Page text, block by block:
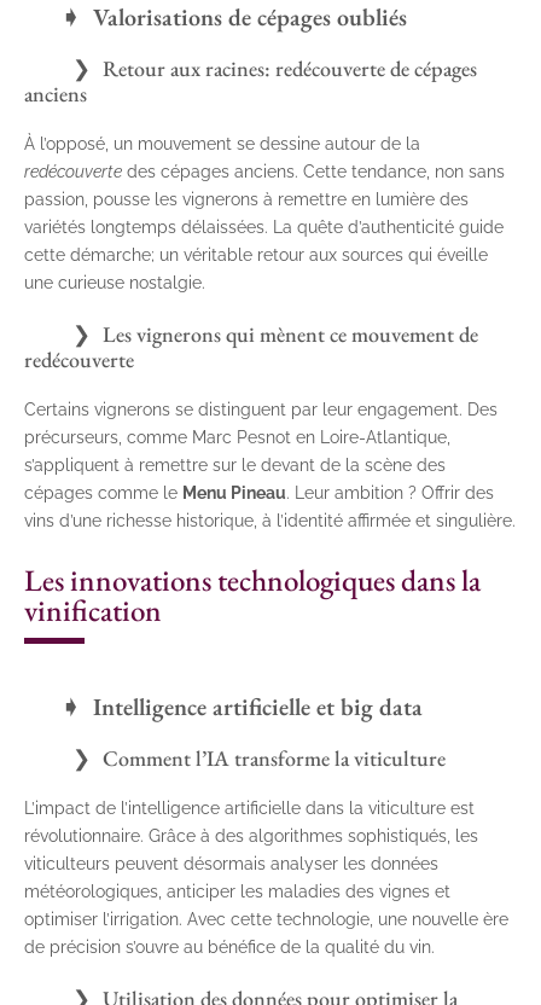
Valorisations de cépages oubliés
Retour aux racines: redécouverte de cépages
anciens
À l’opposé, un mouvement se dessine autour de la
redécouverte des cépages anciens. Cette tendance, non sans
passion, pousse les vignerons à remettre en lumière des
variétés longtemps délaissées. La quête d’authenticité guide
cette démarche; un véritable retour aux sources qui éveille
une curieuse nostalgie.
Les vignerons qui mènent ce mouvement de
redécouverte
Certains vignerons se distinguent par leur engagement. Des
précurseurs, comme Marc Pesnot en Loire-Atlantique,
s’appliquent à remettre sur le devant de la scène des
cépages comme le Menu Pineau. Leur ambition ? Offrir des
vins d’une richesse historique, à l’identité affirmée et singulière.
Les innovations technologiques dans la
vinification
Intelligence artificielle et big data
Comment l’IA transforme la viticulture
L’impact de l’intelligence artificielle dans la viticulture est
révolutionnaire. Grâce à des algorithmes sophistiqués, les
viticulteurs peuvent désormais analyser les données
météorologiques, anticiper les maladies des vignes et
optimiser l’irrigation. Avec cette technologie, une nouvelle ère
de précision s’ouvre au bénéfice de la qualité du vin.
Utilisation des données pour optimiser la